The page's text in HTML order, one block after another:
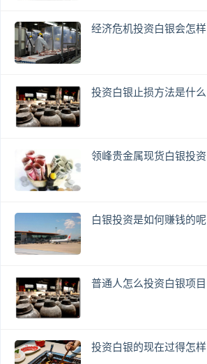
经济危机投资白银会怎样
投资白银止损方法是什么
领峰贵金属现货白银投资
白银投资是如何赚钱的呢
普通人怎么投资白银项目
投资白银的现在过得怎样